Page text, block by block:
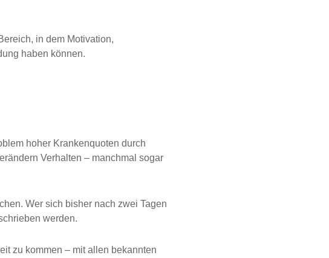
in dem Motivation,
haben können.
hoher Krankenquoten durch
Verhalten – manchmal sogar
Wer sich bisher nach zwei Tagen
werden.
zu kommen – mit allen bekannten